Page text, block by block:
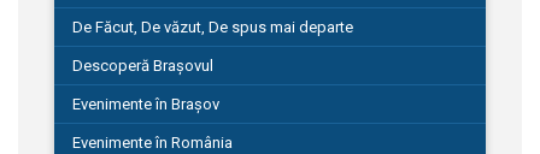
De Făcut, De văzut, De spus mai departe
Descoperă Brașovul
Evenimente în Brașov
Evenimente în România